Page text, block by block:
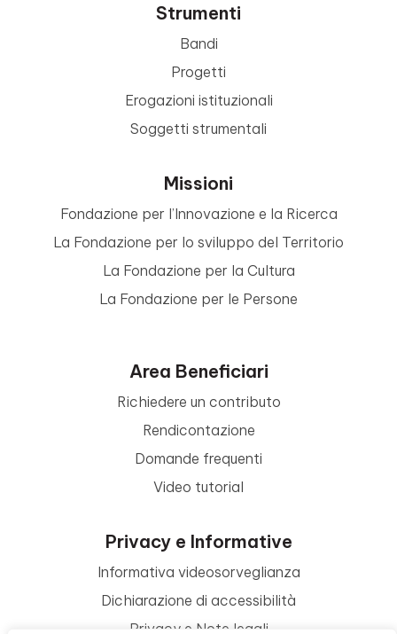
Strumenti
Bandi
Progetti
Erogazioni istituzionali
Soggetti strumentali
Missioni
Fondazione per l’Innovazione e la Ricerca
La Fondazione per lo sviluppo del Territorio
La Fondazione per la Cultura
La Fondazione per le Persone
Area Beneficiari
Richiedere un contributo
Rendicontazione
Domande frequenti
Video tutorial
Privacy e Informative
Informativa videosorveglianza
Dichiarazione di accessibilità
Privacy e Note legali